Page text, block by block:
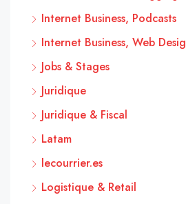
Internet Business, Podcasts
Internet Business, Web
Jobs & Stages
Juridique
Juridique & Fiscal
Latam
lecourrier.es
Logistique & Retail